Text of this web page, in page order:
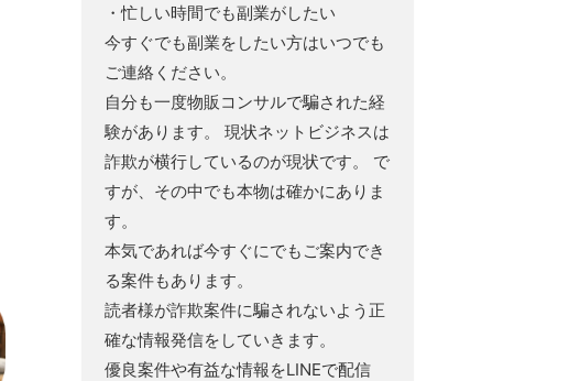
・忙しい時間でも副業がしたい
今すぐでも副業をしたい方はいつでも
ご連絡ください。
自分も一度物販コンサルで騙された経
験があります。 現状ネットビジネスは
詐欺が横行しているのが現状です。 で
すが、その中でも本物は確かにありま
す。
本気であれば今すぐにでもご案内でき
る案件もあります。
読者様が詐欺案件に騙されないよう正
確な情報発信をしていきます。
優良案件や有益な情報をLINEで配信